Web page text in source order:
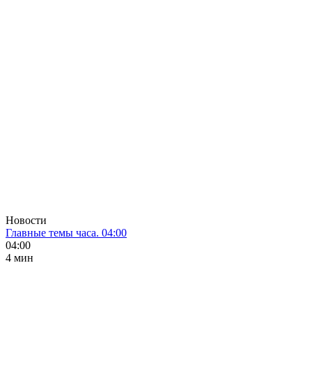
Новости
Главные темы часа. 04:00
04:00
4 мин